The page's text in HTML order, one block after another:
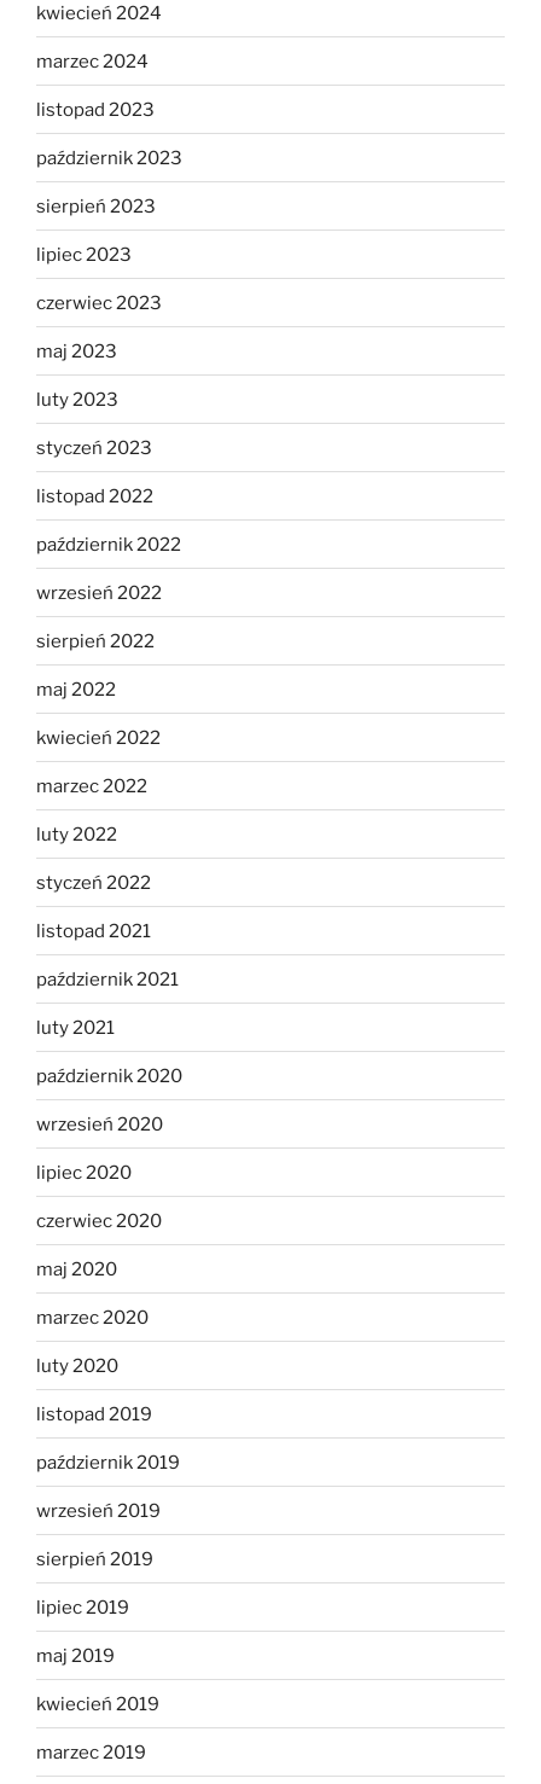
kwiecień 2024
marzec 2024
listopad 2023
październik 2023
sierpień 2023
lipiec 2023
czerwiec 2023
maj 2023
luty 2023
styczeń 2023
listopad 2022
październik 2022
wrzesień 2022
sierpień 2022
maj 2022
kwiecień 2022
marzec 2022
luty 2022
styczeń 2022
listopad 2021
październik 2021
luty 2021
październik 2020
wrzesień 2020
lipiec 2020
czerwiec 2020
maj 2020
marzec 2020
luty 2020
listopad 2019
październik 2019
wrzesień 2019
sierpień 2019
lipiec 2019
maj 2019
kwiecień 2019
marzec 2019